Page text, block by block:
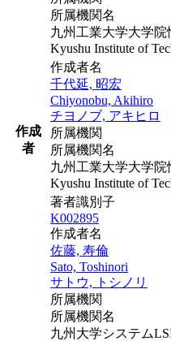
作成
者
所属機関名
九州工業大学大学
Kyushu Institute of
作成者名
千代延, 昭宏
Chiyonobu, Akihiro
チヨノブ, アキヒロ
所属機関
所属機関名
九州工業大学大学
Kyushu Institute of
著者識別子
K002895
作成者名
佐藤, 寿倫
Sato, Toshinori
サトウ, トシノリ
所属機関
所属機関名
九州大学システム